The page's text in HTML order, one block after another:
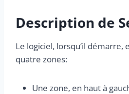
Description de
Le logiciel, lorsqu’il démarre,
quatre zones:
Une zone, en haut à